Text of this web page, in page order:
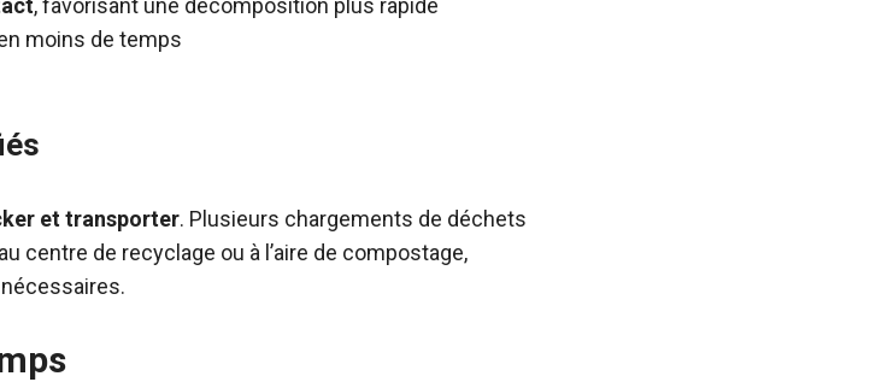
, favorisant une décomposition plus rapide
moins de temps
et transporter. Plusieurs chargements de déchets
centre de recyclage ou à l’aire de compostage,